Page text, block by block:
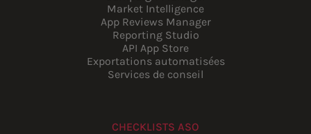
Market Intelligence
App Reviews Manager
Reporting Studio
API App Store
Exportations automatisées
Services de conseil
CHECKLISTS ASO